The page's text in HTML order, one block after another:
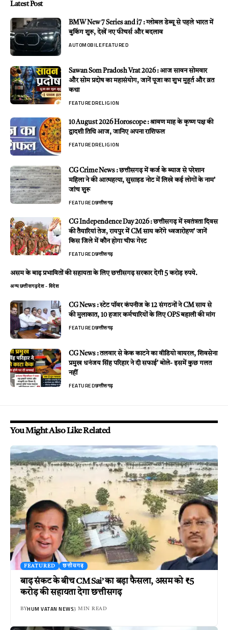
Latest Post
BMW New 7 Series and i7 : ग्लोबल डेब्यू से पहले भारत में
बुकिंग शुरू, देखें नए फीचर्स और बदलाव
AUTOMOBILEFEATURED
Sawan Som Pradosh Vrat 2026 : आज सावन सोमवार
और सोम प्रदोष का महासंयोग, जानें पूजा का शुभ मुहूर्त और व्रत
कथा
FEATUREDRELIGION
10 August 2026 Horoscope : श्रावण माह के कृष्ण पक्ष की
द्वादशी तिथि आज, जानिए अपना राशिफल
FEATUREDRELIGION
CG Crime News : छत्तीसगढ़ में कर्ज के ब्याज से परेशान
महिला ने की आत्महत्या, सुसाइड नोट में लिखे कई लोगों के नाम’
जांच शुरू
FEATUREDछत्तीसगढ़
CG Independence Day 2026 : छत्तीसगढ़ में स्वतंत्रता दिवस
की तैयारियां तेज, रायपुर में CM साय करेंगे ध्वजारोहण’ जानें
किस जिले में कौन होगा चीफ गेस्ट
FEATUREDछत्तीसगढ़
असम के बाढ़ प्रभावितों की सहायता के लिए छत्तीसगढ़ सरकार देगी 5 करोड़ रुपये.
अन्यछत्तीसगढ़देश - विदेश
CG News : स्टेट पॉवर कंपनीज के 12 संगठनों ने CM साय से
की मुलाकात, 10 हजार कर्मचारियों के लिए OPS बहाली की मांग
FEATUREDछत्तीसगढ़
CG News : तलवार से केक काटने का वीडियो वायरल, शिवसेना
प्रमुख धनंजय सिंह परिहार ने दी सफाई’ बोले- इसमें कुछ गलत
नहीं
FEATUREDछत्तीसगढ़
You Might Also Like Related
FEATURED छत्तीसगढ़
बाढ़ संकट के बीच CM Sai’ का बड़ा फैसला, असम को ₹5
करोड़ की सहायता देगा छत्तीसगढ़
BYHUM VATAN NEWS3 MIN READ